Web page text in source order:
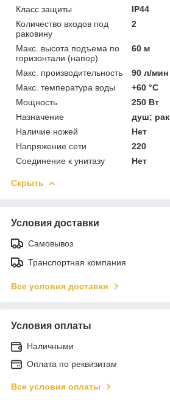
Класс защиты
IP44
Количество входов под
раковину
2
Макс. высота подъема по
горизонтали (напор)
60 м
Макс. производительность
90 л/мин
Макс. температура воды
+60 °C
Мощность
250 Вт
Назначение
душ;
Наличие ножей
Нет
Напряжение сети
220
Соединение к унитазу
Нет
Скрыть
Условия доставки
Самовывоз
Транспортная компания
Все условия доставки
Условия оплаты
Наличными
Оплата по реквизитам
Все условия оплаты